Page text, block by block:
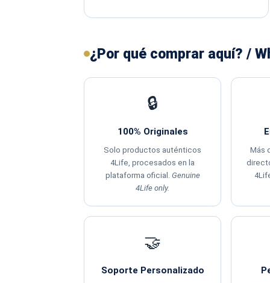
¿Por qué comprar aquí? /
🔒
100% Originales
Solo productos auténticos
4Life, procesados en la
plataforma oficial. Genuine
4Life only.
Más
🤝
Soporte Personalizado